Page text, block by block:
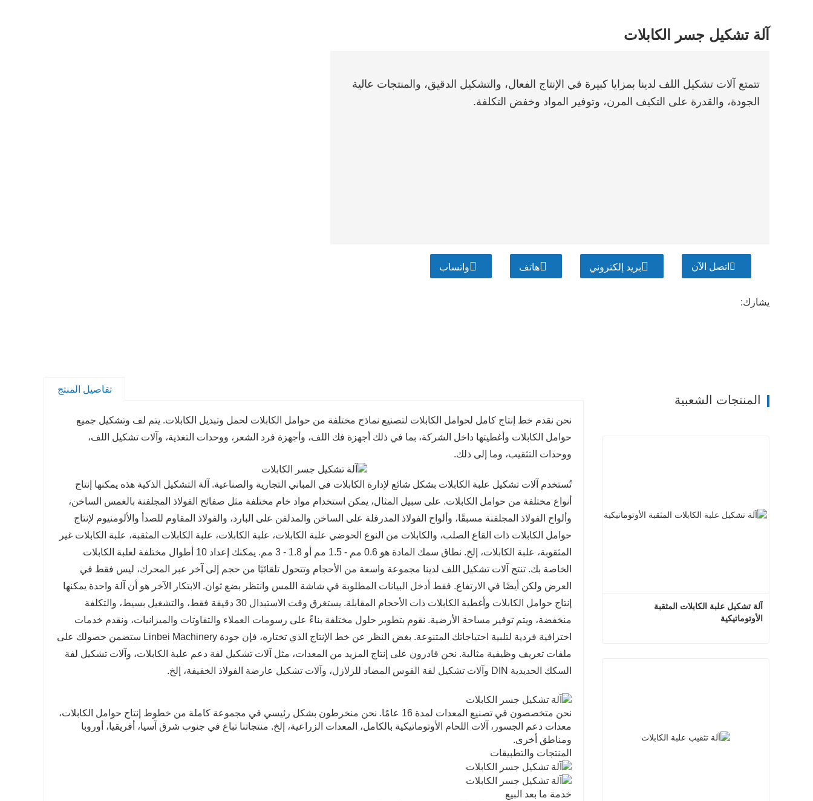
آلة تشكيل جسر الكابلات
تتمتع آلات تشكيل اللف لدينا بمزايا كبيرة في الإنتاج الفعال، والتشكيل الدقيق، والمنتجات عالية
الجودة، والقدرة على التكيف المرن، وتوفير المواد وخفض التكلفة.
اتصل الآن بريد إلكتروني هاتف واتساب
يشارك:
تفاصيل المنتج
نحن نقدم خط إنتاج كامل لحوامل الكابلات لتصنيع نماذج مختلفة من حوامل الكابلات لحمل وتبديل الكابلات. يتم لف وتشكيل جميع
حوامل الكابلات وأغطيتها داخل الشركة، بما في ذلك أجهزة فك اللف، وأجهزة فرد الشعر، ووحدات التغذية، وآلات تشكيل اللف،
ووحدات التثقيب، وما إلى ذلك.
تُستخدم آلات تشكيل علبة الكابلات بشكل شائع لإدارة الكابلات في المباني التجارية والصناعية. آلة التشكيل الذكية هذه يمكنها إنتاج
أنواع مختلفة من حوامل الكابلات. على سبيل المثال، يمكن استخدام مواد خام مختلفة مثل صفائح الفولاذ المجلفنة بالغمس الساخن،
وألواح الفولاذ المجلفنة مسبقًا، وألواح الفولاذ المدرفلة على الساخن والمدلفن على البارد، والفولاذ المقاوم للصدأ والألومنيوم لإنتاج
حوامل الكابلات ذات القاع الصلب، والكابلات من النوع الحوضي علبة الكابلات، علبة الكابلات، علبة الكابلات المثقبة، علبة الكابلات غير
المثقوبة، علبة الكابلات، إلخ. نطاق سمك المادة هو 0.6 مم - 1.5 مم أو 1.8 - 3 مم. يمكنك إعداد 10 أطوال مختلفة لعلبة الكابلات
الخاصة بك. تنتج آلات تشكيل اللف لدينا مجموعة واسعة من الأحجام وتتحول تلقائيًا من حجم إلى آخر عبر المحرك، ليس فقط في
العرض ولكن أيضًا في الارتفاع. فقط أدخل البيانات المطلوبة في شاشة اللمس وانتظر بضع ثوان. الابتكار الآخر هو أن آلة واحدة يمكنها
إنتاج حوامل الكابلات وأغطية الكابلات ذات الأحجام المقابلة. يستغرق وقت الاستبدال 30 دقيقة فقط، والتشغيل بسيط، والتكلفة
منخفضة، ويتم توفير مساحة الأرضية. نقوم بتطوير حلول مختلفة بناءً على رسومات العملاء والتفاوتات والميزانيات، ونقدم خدمات
احترافية فردية لتلبية احتياجاتك المتنوعة. بغض النظر عن خط الإنتاج الذي تختاره، فإن جودة Linbei Machinery ستضمن حصولك على
ملفات تعريف وظيفية مثالية. نحن قادرون على إنتاج المزيد من المعدات، مثل آلات تشكيل لفة دعم علبة الكابلات، وآلات تشكيل لفة
السكك الحديدية DIN وآلات تشكيل لفة القوس المضاد للزلازل، وآلات تشكيل عارضة الفولاذ الخفيفة، إلخ.
نحن متخصصون في تصنيع المعدات لمدة 16 عامًا. نحن منخرطون بشكل رئيسي في مجموعة كاملة من خطوط إنتاج حوامل الكابلات،
معدات دعم الجسور، آلات اللحام الأوتوماتيكية بالكامل، المعدات الزراعية، إلخ. منتجاتنا تباع في جنوب شرق آسيا، أفريقيا، أوروبا
ومناطق أخرى.
المنتجات والتطبيقات
خدمة ما بعد البيع
المنتجات الشعبية
الأوتوماتيكية